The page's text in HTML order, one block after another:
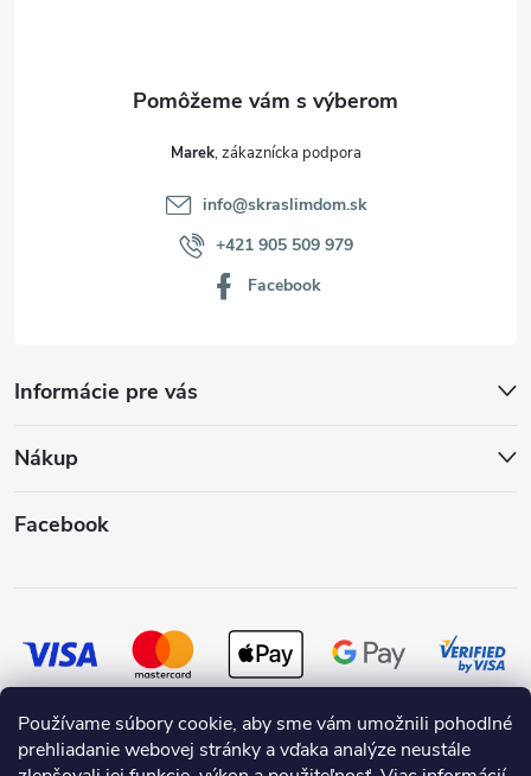
Používame súbory cookie, aby sme vám umožnili pohodlné
prehliadanie webovej stránky a vďaka analýze neustále
Informácie pre vás
Nákup
Marek
info@skraslimdom.sk
+421 905 509 979
Facebook
Facebook